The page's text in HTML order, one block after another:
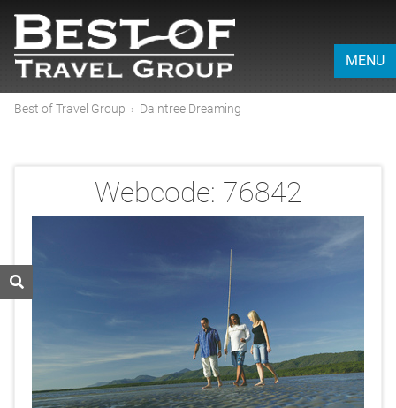
MENU
Best of Travel Group › Daintree Dreaming
Webcode: 76842